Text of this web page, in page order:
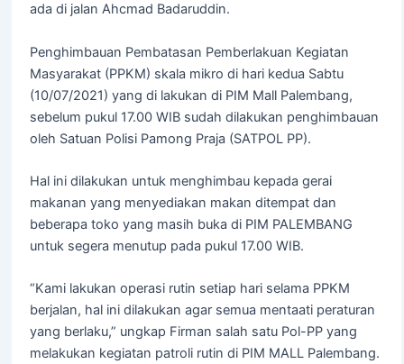
ada di jalan Ahcmad Badaruddin.
Penghimbauan Pembatasan Pemberlakuan Kegiatan
Masyarakat (PPKM) skala mikro di hari kedua Sabtu
(10/07/2021) yang di lakukan di PIM Mall Palembang,
sebelum pukul 17.00 WIB sudah dilakukan penghimbauan
oleh Satuan Polisi Pamong Praja (SATPOL PP).
Hal ini dilakukan untuk menghimbau kepada gerai
makanan yang menyediakan makan ditempat dan
beberapa toko yang masih buka di PIM PALEMBANG
untuk segera menutup pada pukul 17.00 WIB.
“Kami lakukan operasi rutin setiap hari selama PPKM
berjalan, hal ini dilakukan agar semua mentaati peraturan
yang berlaku,” ungkap Firman salah satu Pol-PP yang
melakukan kegiatan patroli rutin di PIM MALL Palembang.